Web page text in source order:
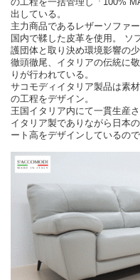
出している。
主力商品であるレザーソファ
国内で鞣した皮革を使用。 ソ
護団体と取り決め環境影響の
徹頭徹尾、イタリアの伝統に
りが行われている。
サコモディイタリア製品は素
の工程をデザイン。
王国イタリア内にて一貫生産さ
イタリア製でありながら日本
ート高をデザインしているの